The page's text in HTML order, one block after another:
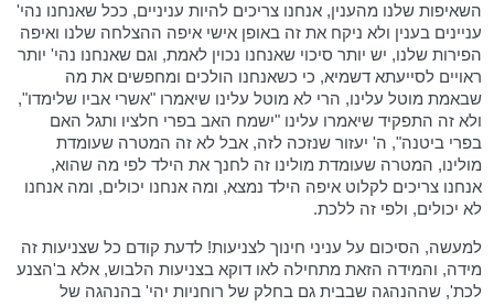
השאיפות שלנו מהענין, אנחנו צריכים להיות עניניים, ככל שאנחנו נהי'
עניינים בענין ולא ניקח את זה באופן אישי איפה ההצלחה שלנו ואיפה
הפירות שלנו, יש יותר סיכוי שאנחנו נכוין לאמת, וגם שאנחנו נהי' יותר
ראויים לסייעתא דשמיא, כי כשאנחנו הולכים ומחפשים את מה
שבאמת מוטל עלינו, הרי לא מוטל עלינו שיאמרו "אשרי אביו שלימדו",
ולא זה התפקיד שיאמרו עלינו "ישמח האב בפרי חלציו ותגל האם
בפרי ביטנה", ה' יעזור שנזכה לזה, אבל לא זה המטרה שעומדת
מולינו, המטרה שעומדת מולינו זה לחנך את הילד לפי מה שהוא,
אנחנו צריכים לקלוט איפה הילד נמצא, ומה אנחנו יכולים, ומה אנחנו
לא יכולים, ולפי זה ללכת.
למעשה, הסיכום על עניני חינוך לצניעות! לדעת קודם כל שצניעות זה
מידה, והמידה הזאת מתחילה לאו דוקא בצניעות הלבוש, אלא ב'הצנע
לכת', שההנהגה שבבית גם בחלק של רוחניות יהי' בהנהגה של